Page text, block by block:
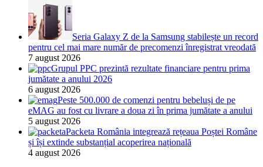
Seria Galaxy Z de la Samsung stabilește un record
pentru cel mai mare număr de precomenzi înregistrat vreodată
7 august 2026
Grupul PPC prezintă rezultate financiare pentru prima
jumătate a anului 2026
6 august 2026
Peste 500.000 de comenzi pentru bebeluși de pe
eMAG au fost cu livrare a doua zi în prima jumătate a anului
5 august 2026
Packeta România integrează rețeaua Poștei Române
și își extinde substanțial acoperirea națională
4 august 2026